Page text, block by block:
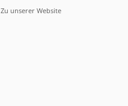
Zu unserer Website